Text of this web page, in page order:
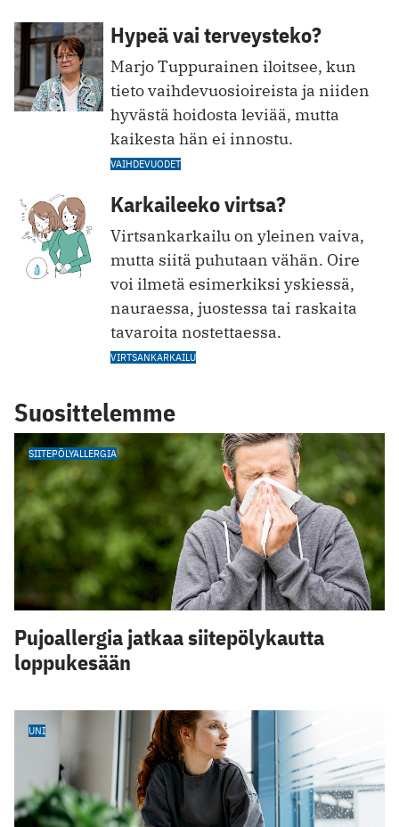
Hypeä vai terveysteko?
Marjo Tuppurainen iloitsee, kun
tieto vaihdevuosioireista ja niiden
hyvästä hoidosta leviää, mutta
kaikesta hän ei innostu.
VAIHDEVUODET
Karkaileeko virtsa?
Virtsankarkailu on yleinen vaiva,
mutta siitä puhutaan vähän. Oire
voi ilmetä esimerkiksi yskiessä,
nauraessa, juostessa tai raskaita
tavaroita nostettaessa.
VIRTSANKARKAILU
Suosittelemme
SIITEPÖLYALLERGIA
Pujoallergia jatkaa siitepölykautta
loppukesään
UNI